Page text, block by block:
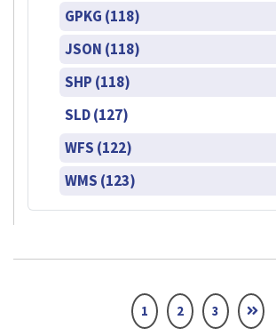
GPKG (118)
JSON (118)
SHP (118)
SLD (127)
WFS (122)
WMS (123)
1 2 3